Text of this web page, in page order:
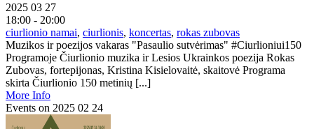
2025 03 27
18:00 - 20:00
ciurlionio namai, ciurlionis, koncertas, rokas zubovas
Muzikos ir poezijos vakaras "Pasaulio sutvėrimas" #Ciurlioniui150
Programoje Čiurlionio muzika ir Lesios Ukrainkos poezija Rokas
Zubovas, fortepijonas, Kristina Kisielovaitė, skaitovė Programa
skirta Čiurlionio 150 metinių [...]
More Info
Events on 2025 02 24